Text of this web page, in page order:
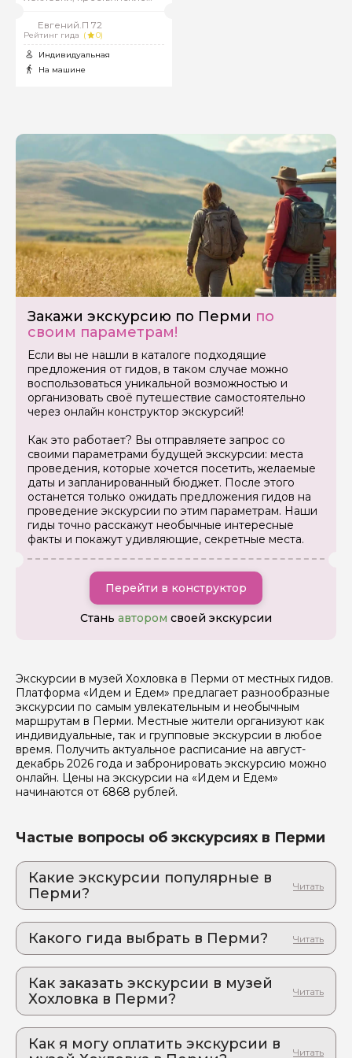
Евгений.П 72
Рейтинг гида (
0)
Индивидуальная
На машине
Закажи экскурсию по Перми по
своим параметрам!
Если вы не нашли в каталоге подходящие
предложения от гидов, в таком случае можно
воспользоваться уникальной возможностью и
организовать своё путешествие самостоятельно
через онлайн конструктор экскурсий!
Как это работает? Вы отправляете запрос со
своими параметрами будущей экскурсии: места
проведения, которые хочется посетить, желаемые
даты и запланированный бюджет. После этого
останется только ожидать предложения гидов на
проведение экскурсии по этим параметрам. Наши
гиды точно расскажут необычные интересные
факты и покажут удивляющие, секретные места.
Перейти в конструктор
Стань автором своей экскурсии
Экскурсии в музей Хохловка в Перми от местных гидов.
Платформа «Идем и Едем» предлагает разнообразные
экскурсии по самым увлекательным и необычным
маршрутам в Перми. Местные жители организуют как
индивидуальные, так и групповые экскурсии в любое
время. Получить актуальное расписание на август-
декабрь 2026 года и забронировать экскурсию можно
онлайн. Цены на экскурсии на «Идем и Едем»
начинаются от 6868 рублей.
Частые вопросы об экскурсиях в Перми
Какие экскурсии популярные в
Перми?
темные истории одного города
Здесь шорохи слышны даже днем: старинные
кладбища, дворы, купеческие особняки и
2. Пермская Хохловка: атмосферный музей
под открытым небом
усадьбы Хохловки, крестьянские избы и не
только…..
Какого гида выбрать в Перми?
2. Петр.П 66
3. Ксения.Б 808
Как заказать экскурсии в музей
Хохловка в Перми?
Едем»:
Как я могу оплатить экскурсии в
Задайте свой вопрос гиду
Как вас зовут
Ваша электронная почта
Ваш номер телефона
Вопросы и комментарии
Если у вас есть интересующие вопросы, можете их
Я даю своё согласие на обработку персональных
данных
Отправить